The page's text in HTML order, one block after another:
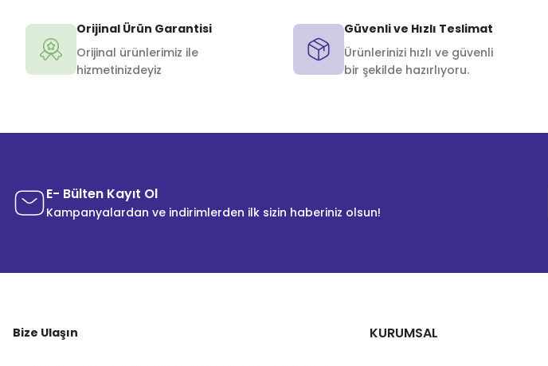
Orijinal Ürün Garantisi
Orijinal ürünlerimiz ile
hizmetinizdeyiz
Güvenli ve Hızlı Teslimat
Ürünlerinizi hızlı ve güvenli
bir şekilde hazırlıyoru.
E- Bülten Kayıt Ol
Kampanyalardan ve indirimlerden ilk sizin haberiniz olsun!
Bize Ulaşın KURUMSAL